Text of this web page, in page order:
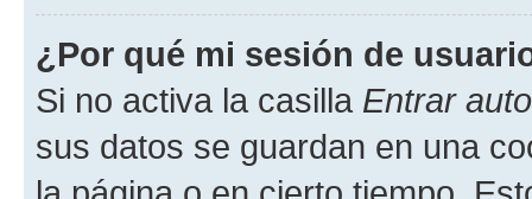
¿Por qué mi sesión de
Si no activa la casilla Entrar
sus datos se guardan en una